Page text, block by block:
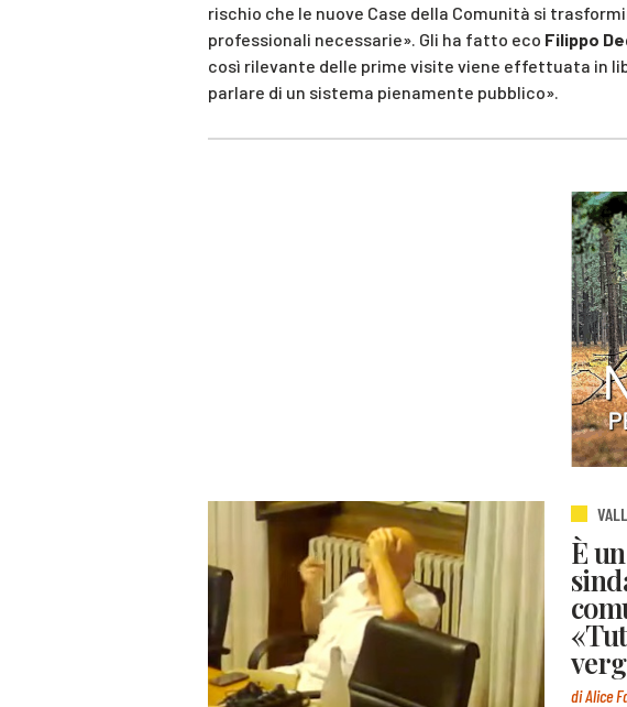
rischio che le nuove Case della Comunità si
professionali necessarie». Gli ha fatto eco Filippo
così rilevante delle prime visite viene effettuata in
parlare di un sistema pienamente pubblico».
È
di Alice